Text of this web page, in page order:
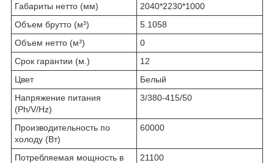
Габариты нетто (мм)
2040*2230*1000
Объем брутто (м³)
5.1058
Объем нетто (м³)
0
Срок гарантии (м.)
12
Цвет
Белый
Напряжение питания
(Ph/V/Hz)
3/380-415/50
Производительность по
холоду (Вт)
60000
Потребляемая мощность в
21100